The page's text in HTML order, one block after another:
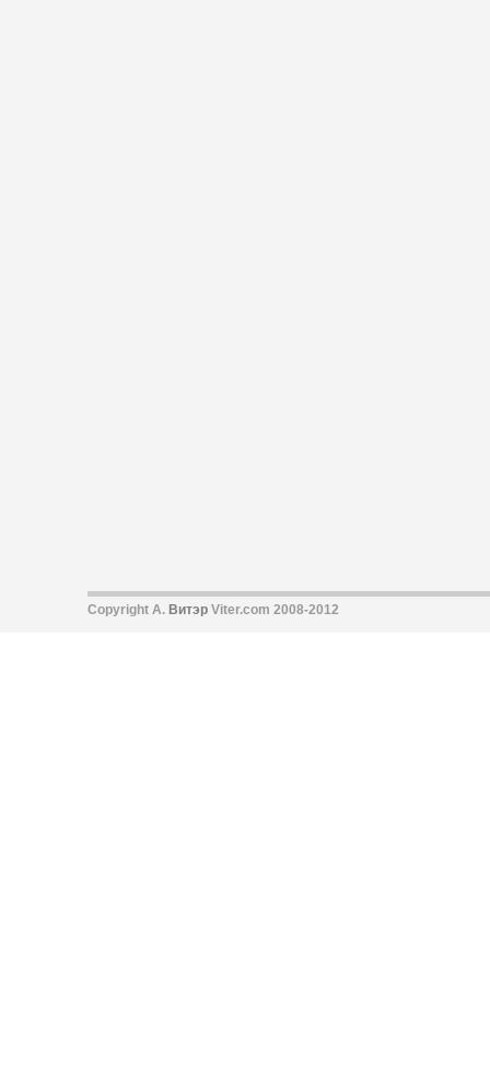
Copyright А. Витэр Viter.com 2008-2012